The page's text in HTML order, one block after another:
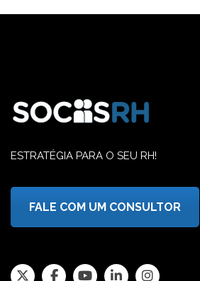
ESTRATÉGIA PARA O SEU RH!
FALE COM UM CONSULTOR